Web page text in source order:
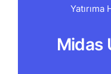
Midas